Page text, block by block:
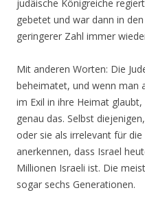
judäische Königreiche
gebetet und war dann in
geringerer Zahl immer
Mit anderen Worten: Die
beheimatet, und wenn man
im Exil in ihre Heimat
genau das. Selbst
oder sie als irrelevant für
anerkennen, dass Israel
Millionen Israeli ist. Die
sogar sechs Generationen.